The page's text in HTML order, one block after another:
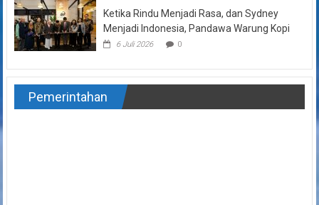
Ketika Rindu Menjadi Rasa, dan Sydney
Menjadi Indonesia, Pandawa Warung Kopi
6 Juli 2026 0
Pemerintahan